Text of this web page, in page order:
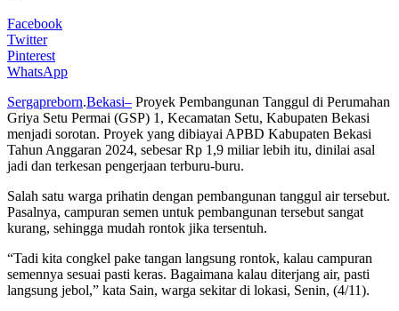
Facebook
Twitter
Pinterest
WhatsApp
Sergapreborn.Bekasi– Proyek Pembangunan Tanggul di Perumahan
Griya Setu Permai (GSP) 1, Kecamatan Setu, Kabupaten Bekasi
menjadi sorotan. Proyek yang dibiayai APBD Kabupaten Bekasi
Tahun Anggaran 2024, sebesar Rp 1,9 miliar lebih itu, dinilai asal
jadi dan terkesan pengerjaan terburu-buru.
Salah satu warga prihatin dengan pembangunan tanggul air tersebut.
Pasalnya, campuran semen untuk pembangunan tersebut sangat
kurang, sehingga mudah rontok jika tersentuh.
“Tadi kita congkel pake tangan langsung rontok, kalau campuran
semennya sesuai pasti keras. Bagaimana kalau diterjang air, pasti
langsung jebol,” kata Sain, warga sekitar di lokasi, Senin, (4/11).